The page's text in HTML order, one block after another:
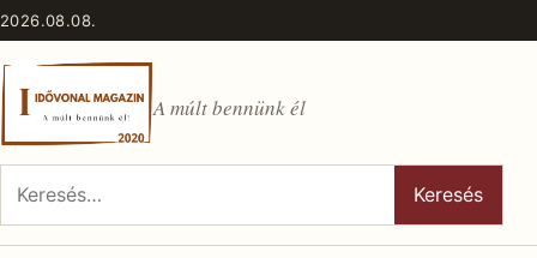
Ugrás a tartalomhoz
2026.08.08.
A múlt bennünk él
Keresés:
Keresés